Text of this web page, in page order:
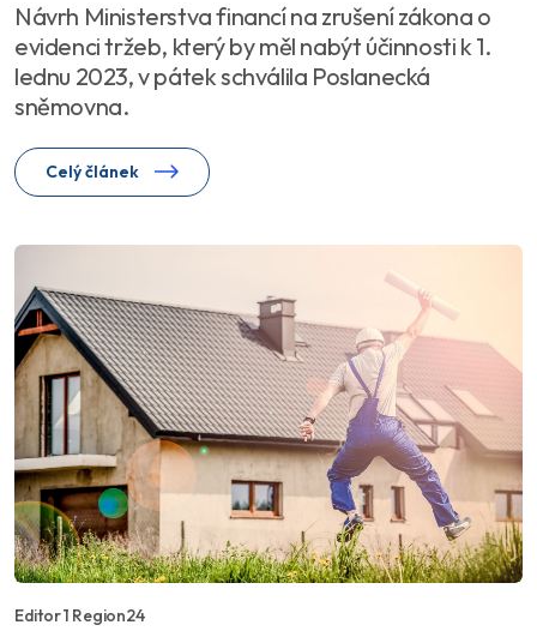
Návrh Ministerstva financí na zrušení zákona o
evidenci tržeb, který by měl nabýt účinnosti k 1.
lednu 2023, v pátek schválila Poslanecká
sněmovna.
Celý článek
Editor 1 Region24